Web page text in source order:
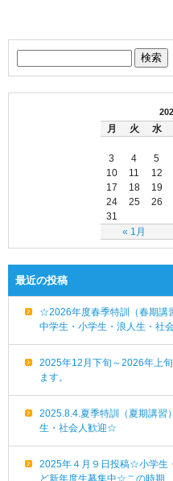
月 火 水
« 1月
3
4 5
10
11 12
17
18 19
24
25 26
31
最近の投稿
☆2026年度春季特訓（春期講
中学生・小学生・浪人生・社
2025年12月下旬～2026年上
ます。
2025.8.4.夏季特訓（夏期講
生・社会人歓迎☆
2025年４月９日投稿☆小学生
ど新年度生募集中☆この時期